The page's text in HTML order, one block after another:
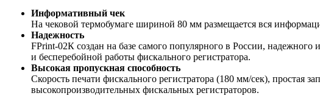
Информативный чек
На чековой термобумаге шириной 80 мм размещается вся
Надежность
FPrint-02К создан на базе самого популярного в России, надежного
и бесперебойной работы фискального регистратора.
Высокая пропускная способность
Скорость печати фискального регистратора (180 мм/сек), простая
высокопроизводительных фискальных регистраторов.